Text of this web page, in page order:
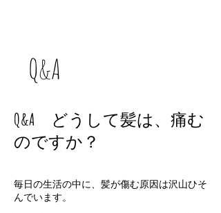
Q&A
Q&A どうして髪は、痛む
のですか？
毎日の生活の中に、髪が傷む原因は沢山ひそ
んでいます。